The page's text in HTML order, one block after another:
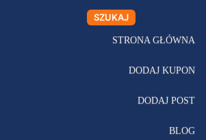
SZUKAJ
STRONA GŁÓWNA
DODAJ KUPON
DODAJ POST
BLOG